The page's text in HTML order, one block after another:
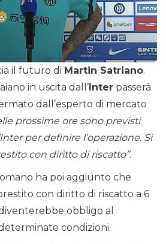
il futuro di Martin Satriano.
in uscita dall’ Inter passerà
dall’esperto di mercato
prossime ore sono previsti
per definire l’operazione. Si
con diritto di riscatto”.
ha poi aggiunto che
con diritto di riscatto a 6
obbligo al
condizioni.